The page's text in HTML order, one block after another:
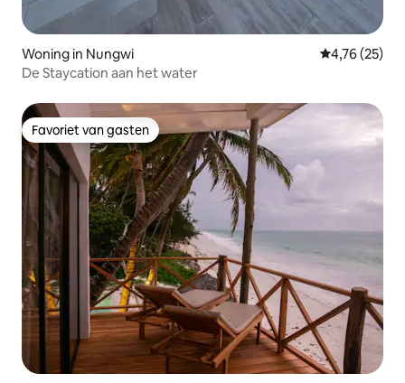
Woning in Nungwi Gemiddelde
4,76 (25)
De Staycation aan het water
Favoriet van gasten
Favoriet van gasten